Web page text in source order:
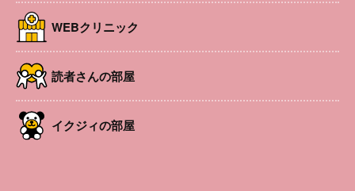
WEBクリニック
読者さんの部屋
イクジィの部屋
看護職の資格を持ちながら、結婚や出産、子育てなどを理
由に現場を離れている方は少なくありません。